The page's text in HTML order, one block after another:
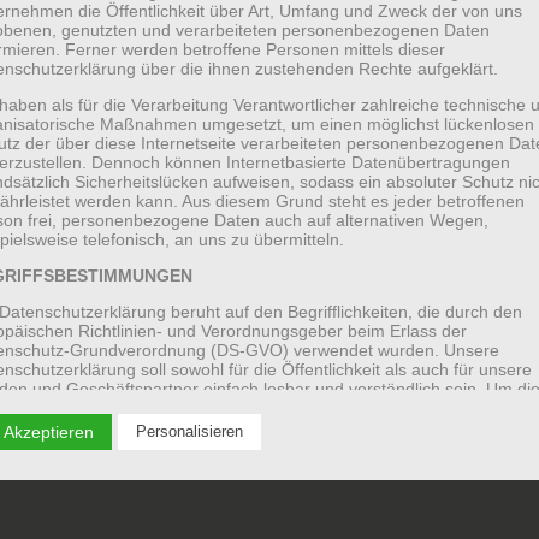
die Öffentlichkeit über Art, Umfang und Zweck der von uns
genutzten und verarbeiteten personenbezogenen Daten
Ferner werden betroffene Personen mittels dieser
über die ihnen zustehenden Rechte aufgeklärt.
als für die Verarbeitung Verantwortlicher zahlreiche technische
Maßnahmen umgesetzt, um einen möglichst lückenlosen
der über diese Internetseite verarbeiteten personenbezogenen
Dennoch können Internetbasierte Datenübertragungen
Sicherheitslücken aufweisen, sodass ein absoluter Schutz
werden kann. Aus diesem Grund steht es jeder betroffenen
frei, personenbezogene Daten auch auf alternativen Wegen,
telefonisch, an uns zu übermitteln.
beruht auf den Begrifflichkeiten, die durch den
Richtlinien- und Verordnungsgeber beim Erlass der
Grundverordnung (DS-GVO) verwendet wurden. Unsere
soll sowohl für die Öffentlichkeit als auch für unsere
und Geschäftspartner einfach lesbar und verständlich sein. Um
Personalisieren